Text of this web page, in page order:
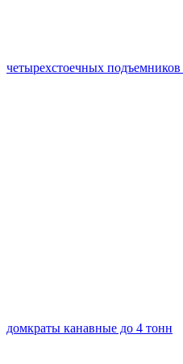
четырехстоечных подъемников
домкраты канавные до 4 тонн